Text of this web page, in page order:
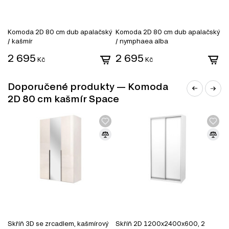
Komoda 2D 80 cm kašmír Space je součástí modulového
Tento systém nabízí širokou škálu nábytku, který si
produktů patří:
Stěny do předsíně
Toaletní stolky do ložnice
Komoda 2D 80 cm dub apalačský
/ kašmír
2 695 Kč
Komoda 2D 80 cm dub apalačský
/ nymphaea alba
2 695 Kč
Doporučené produkty — Komoda
2D 80 cm kašmír Space
Skříň 3D se zrcadlem, kašmírový
Skříň 2D 1200x2400x600, 2